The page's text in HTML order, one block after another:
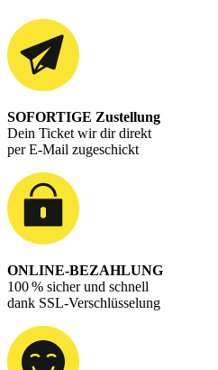
SOFORTIGE Zustellung
Dein Ticket wir dir direkt
per E-Mail zugeschickt
ONLINE-BEZAHLUNG
100 % sicher und schnell
dank SSL-Verschlüsselung